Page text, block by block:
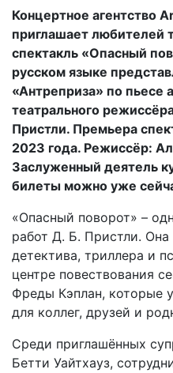
Концертное агентство
приглашает любителей
спектакль «Опасный
русском языке
«Антреприза» по пьесе
театрального
Пристли. Премьера
2023 года. Режиссёр:
Заслуженный деятель
билеты можно уже
«Опасный поворот» –
работ Д. Б. Пристли. Она
детектива, триллера и
центре повествования
Фреды Кэплан, которые
для коллег, друзей и
Среди приглашённых
Бетти Уайтхауз,